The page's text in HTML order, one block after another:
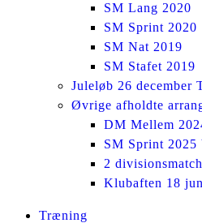
SM Lang 2020
SM Sprint 2020
SM Nat 2019
SM Stafet 2019
Juleløb 26 december
Øvrige afholdte
DM Mellem
SM Sprint 2025
2
Klubaften 18
Facebook
InstagramTræning